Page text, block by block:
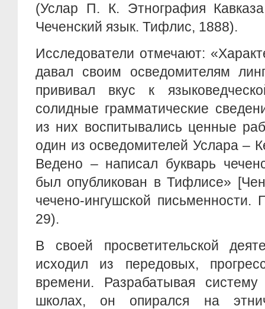
(Услар П. К. Этнография
Чеченский язык. Тифлис, 1888).
Исследователи отмечают:
давал своим осведомителям
прививал вкус к
солидные грамматические
из них воспитывались ценные
один из осведомителей Услара –
Ведено – написал букварь
был опубликован в Тифлисе»
чечено-ингушской
29).
В своей просветительской
исходил из передовых,
времени. Разрабатывая
школах, он опирался на